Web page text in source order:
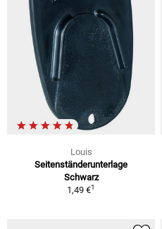
Louis
Seitenständerunterlage
Schwarz
1,49 €1